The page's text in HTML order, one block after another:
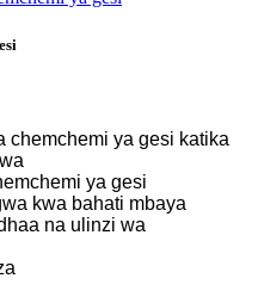
chemchemi ya gesi katika
ya gesi
kwa bahati mbaya
na ulinzi wa